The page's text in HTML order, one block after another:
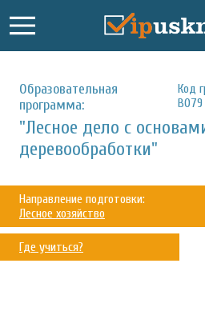
Образовательная
программа:
Код
B079
"Лесное дело с
деревообработки"
Направление подготовки:
Лесное хозяйство
Где учиться?